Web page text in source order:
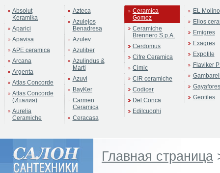
Ceramica Gomez
Absolut
Keramika
Aparici
Apavisa
APE ceramica
Arcana
Argenta
Atlas Concorde
Atlas Concorde
(Италия)
Aurelia
Ceramiche
Azteca
Azulejos
Benadresa
Azulev
Azuliber
Azulindus &
Marti
Azuvi
BayKer
Carmen
Ceramica
Ceracasa
Ceramica
Gomez
Ceramiche
Brennero S.p.A.
Cerdomus
Cifre Ceramica
Cimic
CIR ceramiche
Codicer
Del Conca
Edilcuoghi
EL Molino
Elios
Emigres
Exagres
Expotile
Flaviker
Gayafores
Geotiles
Главная страница